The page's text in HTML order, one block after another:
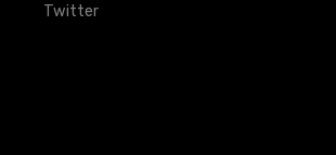
Twitter